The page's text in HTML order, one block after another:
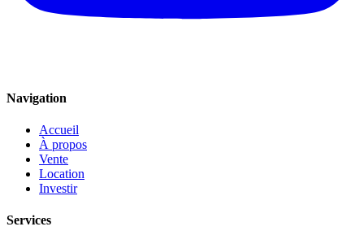
Navigation
Accueil
À propos
Vente
Location
Investir
Services